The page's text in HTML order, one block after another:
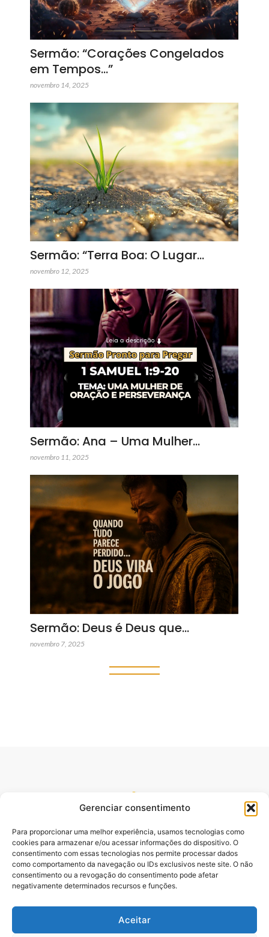
Gerenciar consentimento
Para proporcionar uma melhor experiência, usamos tecnologias como
cookies para armazenar e/ou acessar informações do dispositivo. O
consentimento com essas tecnologias nos permite processar dados
como comportamento da navegação ou IDs exclusivos neste site. O não
consentimento ou a revogação do consentimento pode afetar
negativamente determinados recursos e funções.
Aceitar
Sermão: “Corações Congelados
em Tempos…”
novembro 14, 2025
Sermão: “Terra Boa: O Lugar…
novembro 12, 2025
Sermão: Ana – Uma Mulher…
novembro 11, 2025
Sermão: Deus é Deus que…
novembro 7, 2025
Site oficial do pré lançamento do Livro Desbloqueando o
Emanuel Batista,.